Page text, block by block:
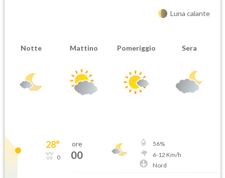
Luna calante
Notte Mattino Pomeriggio Sera
28°
0
ore
00
56%
6-12 Km/h
Nord